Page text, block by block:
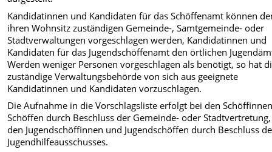
Kandidatinnen und Kandidaten für das Schöffenamt können
ihren Wohnsitz zuständigen Gemeinde-, Samtgemeinde- oder
Stadtverwaltungen vorgeschlagen werden, Kandidatinnen und
Kandidaten für das Jugendschöffenamt den örtlichen
Werden weniger Personen vorgeschlagen als benötigt, so hat
zuständige Verwaltungsbehörde von sich aus geeignete
Kandidatinnen und Kandidaten vorzuschlagen.
Die Aufnahme in die Vorschlagsliste erfolgt bei den
Schöffen durch Beschluss der Gemeinde- oder
den Jugendschöffinnen und Jugendschöffen durch Beschluss
Jugendhilfeausschusses.